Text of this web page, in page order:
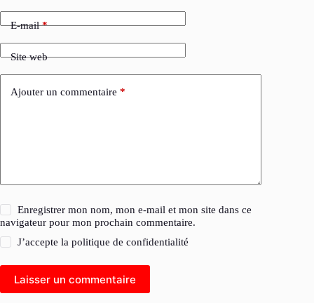
E-mail*
Site web
Ajouter un commentaire *
Enregistrer mon nom, mon e-mail et mon site dans ce
navigateur pour mon prochain commentaire.
J’accepte lapolitique de confidentialité
Laisser un commentaire